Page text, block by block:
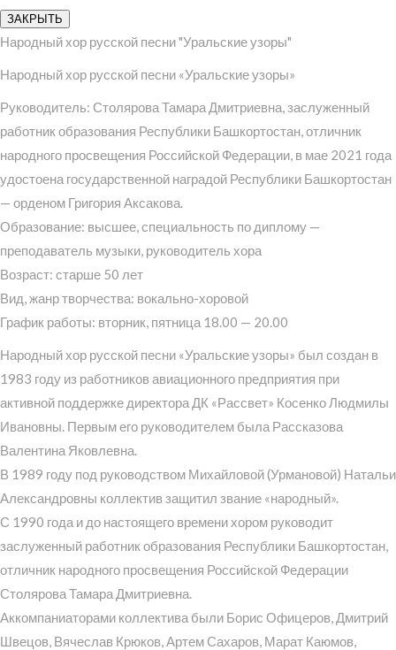
ЗАКРЫТЬ
Народный хор русской песни "Уральские узоры"
Народный хор русской песни «Уральские узоры»
Руководитель: Столярова Тамара Дмитриевна, заслуженный
работник образования Республики Башкортостан, отличник
народного просвещения Российской Федерации, в мае 2021 года
удостоена государственной наградой Республики Башкортостан
— орденом Григория Аксакова.
Образование: высшее, специальность по диплому —
преподаватель музыки, руководитель хора
Возраст: старше 50 лет
Вид, жанр творчества: вокально-хоровой
График работы: вторник, пятница 18.00 — 20.00
Народный хор русской песни «Уральские узоры» был создан в
1983 году из работников авиационного предприятия при
активной поддержке директора ДК «Рассвет» Косенко Людмилы
Ивановны. Первым его руководителем была Рассказова
Валентина Яковлевна.
В 1989 году под руководством Михайловой (Урмановой) Натальи
Александровны коллектив защитил звание «народный».
С 1990 года и до настоящего времени хором руководит
заслуженный работник образования Республики Башкортостан,
отличник народного просвещения Российской Федерации
Столярова Тамара Дмитриевна.
Аккомпаниаторами коллектива были Борис Офицеров, Дмитрий
Швецов, Вячеслав Крюков, Артем Сахаров, Марат Каюмов,